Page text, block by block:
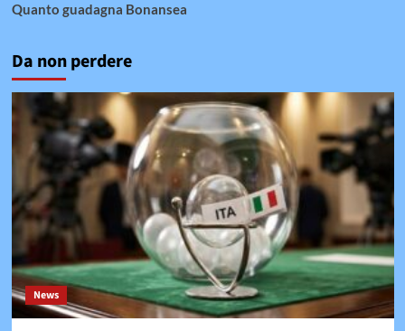
Quanto guadagna Bonansea
Da non perdere
News